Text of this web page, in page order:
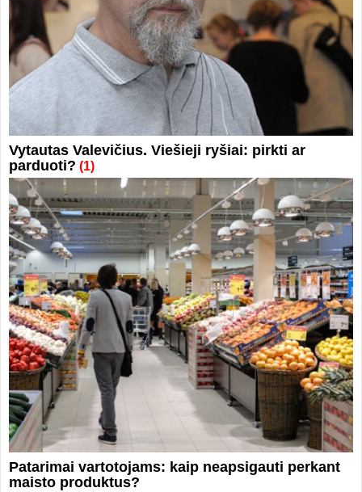
Vytautas Valevičius. Viešieji ryšiai: pirkti ar
parduoti? (1)
Patarimai vartotojams: kaip neapsigauti perkant
maisto produktus?